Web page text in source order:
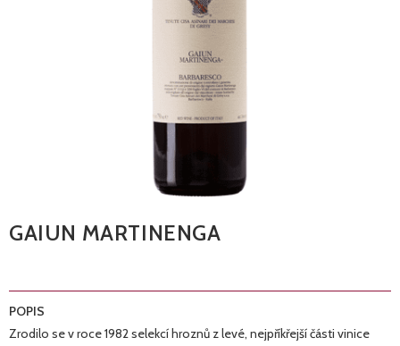
GAIUN MARTINENGA
POPIS
Zrodilo se v roce 1982 selekcí hroznů z levé, nejpříkřejší části vinice